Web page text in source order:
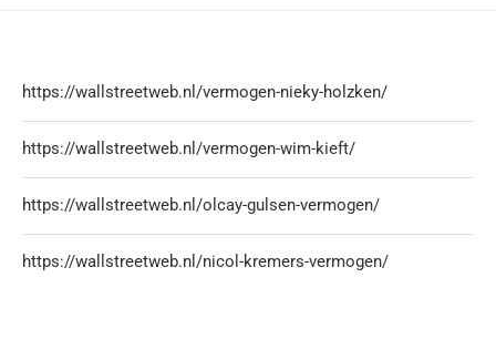
https://wallstreetweb.nl/vermogen-nieky-holzken/
https://wallstreetweb.nl/vermogen-wim-kieft/
https://wallstreetweb.nl/olcay-gulsen-vermogen/
https://wallstreetweb.nl/nicol-kremers-vermogen/